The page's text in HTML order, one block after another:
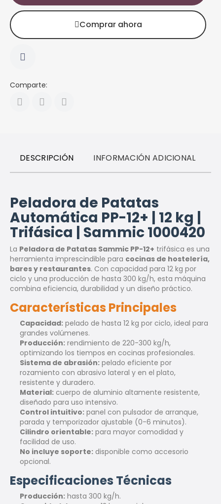
Comprar ahora
Comparte:
DESCRIPCIÓN INFORMACIÓN ADICIONAL
Peladora de Patatas
Automática PP-12+ | 12 kg |
Trifásica | Sammic 1000420
La Peladora de Patatas Sammic PP-12+ trifásica es una
herramienta imprescindible para cocinas de hostelería,
bares y restaurantes. Con capacidad para 12 kg por
ciclo y una producción de hasta 300 kg/h, esta máquina
combina eficiencia, durabilidad y un diseño práctico.
Características Principales
Capacidad: pelado de hasta 12 kg por ciclo, ideal para
grandes volúmenes.
Producción: rendimiento de 220-300 kg/h,
optimizando los tiempos en cocinas profesionales.
Sistema de abrasión: pelado eficiente por
rozamiento con abrasivo lateral y en el plato,
resistente y duradero.
Material: cuerpo de aluminio altamente resistente,
diseñado para uso intensivo.
Control intuitivo: panel con pulsador de arranque,
parada y temporizador ajustable (0-6 minutos).
Cilindro orientable: para mayor comodidad y
facilidad de uso.
No incluye soporte: disponible como accesorio
opcional.
Especificaciones Técnicas
Producción: hasta 300 kg/h.